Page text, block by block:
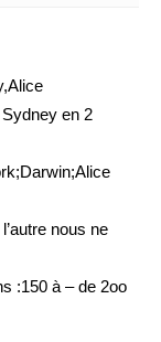
en 2
nous ne
:150 à – de 2oo